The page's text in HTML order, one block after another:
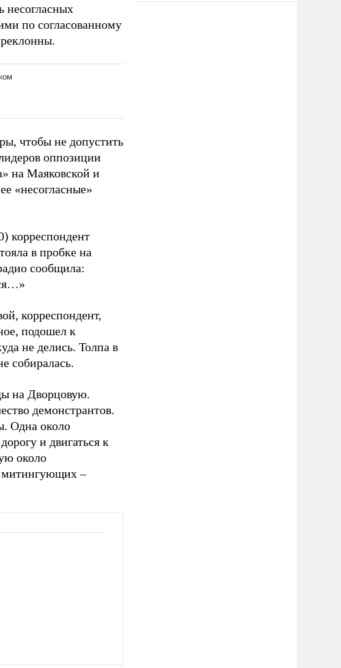
несогласных
по согласованному
чтобы не допустить
оппозиции
на Маяковской и
«несогласные»
корреспондент
в пробке на
сообщила:
корреспондент,
подошел к
не делись. Толпа в
собиралась.
на Дворцовую.
демонстрантов.
Одна около
и двигаться к
около
митингующих –